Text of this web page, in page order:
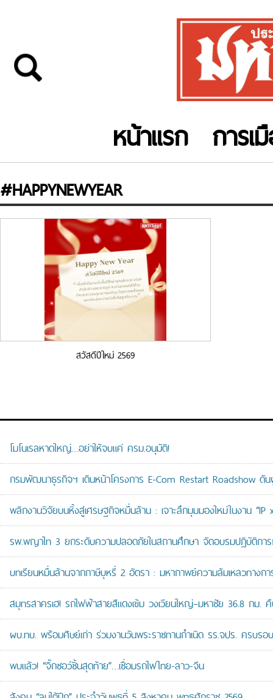
หน้าแรก การเ
#HAPPYNEWYEAR
สวัสดีปีใหม่ 2569
โมโนเรลหาดใหญ่…อย่าให้จบแค่ ครม.อนุมัติ!
กรมพัฒนาธุรกิจฯ เดินหน้าโครงการ E-Com Restart Roadshow ดั
พลิกงานวิจัยบนหิ้งสู่เศรษฐกิจหมื่นล้าน : เจาะลึกมุมมองใหม่ในงาน “IP
รพ.พญาไท 3 ยกระดับความปลอดภัยในสถานศึกษา จัดอบรมปฏิบัติกา
บทเรียนหมื่นล้านจากภาษีบุหรี่ 2 อัตรา : มหากาพย์ความล้มเหลวทางก
สมุทรสาครเฮ! รถไฟฟ้าสายสีแดงเข้ม วงเวียนใหญ่–มหาชัย 36.8 ก
ผบ.ทบ. พร้อมศิษย์เก่า ร่วมงานวันพระราชทานกำเนิด รร.จปร. ครบ
พบแล้ว! “จิ๊กซอว์ชิ้นสุดท้าย”…เชื่อมรถไฟไทย-ลาว-จีน